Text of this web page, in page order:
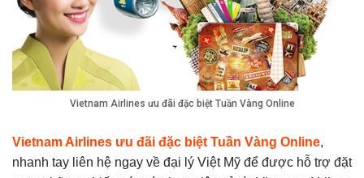
Vietnam Airlines ưu đãi đặc biệt Tuần Vàng Online
Vietnam Airlines ưu đãi đặc biệt Tuần Vàng Online,
nhanh tay liên hệ ngay về đại lý Việt Mỹ để được hỗ trợ đặt